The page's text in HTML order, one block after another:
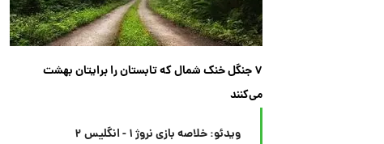
۷ جنگل خنک شمال که تابستان را برایتان بهشت
می‌کنند
ویدئو: خلاصه بازی نروژ ۱ - انگلیس ۲